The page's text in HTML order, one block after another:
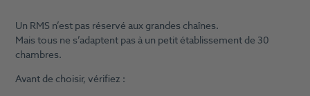
Un RMS n’est pas réservé aux grandes chaînes.
Mais tous ne s’adaptent pas à un petit établissement de 30
chambres.
Avant de choisir, vérifiez :